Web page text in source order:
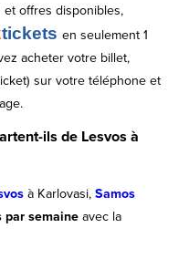
offres disponibles,
tickets en seulement 1
acheter votre billet,
sur votre téléphone et
ils de Lesvos à
à Karlovasi, Samos
par semaine avec la